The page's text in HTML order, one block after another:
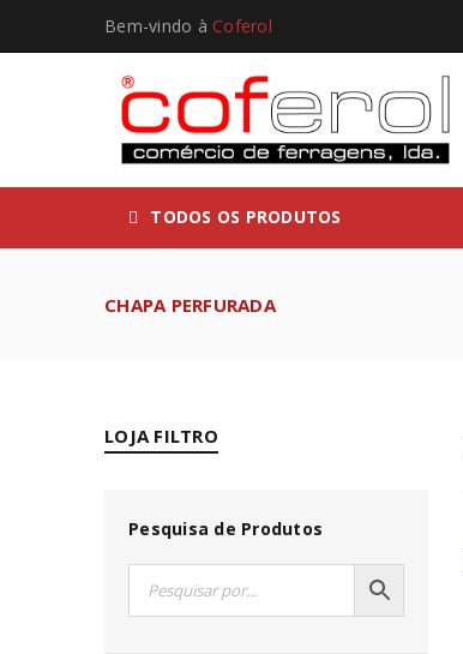
Bem-vindo à Coferol
TODOS OS PRODUTOS
CHAPA PERFURADA
LOJA FILTRO
Pesquisa de Produtos